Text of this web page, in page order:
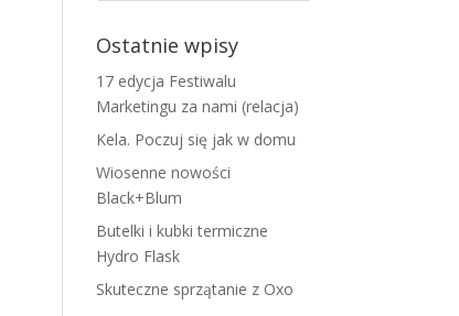
Ostatnie wpisy
17 edycja Festiwalu
Marketingu za nami (relacja)
Kela. Poczuj się jak w domu
Wiosenne nowości
Black+Blum
Butelki i kubki termiczne
Hydro Flask
Skuteczne sprzątanie z Oxo